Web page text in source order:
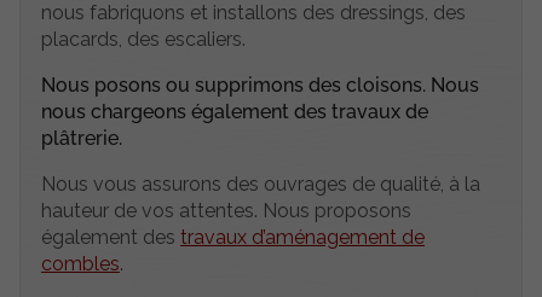
nous fabriquons et installons des dressings, des
placards, des escaliers.
Nous posons ou supprimons des cloisons. Nous
nous chargeons également des travaux de
plâtrerie.
Nous vous assurons des ouvrages de qualité, à la
hauteur de vos attentes. Nous proposons
également des travaux d’aménagement de
combles.